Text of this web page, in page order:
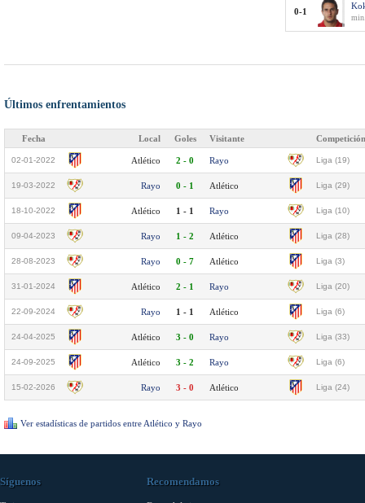
0-1
Últimos enfrentamientos
Fecha Local Goles Visitante Competición
02-01-2022 Atlético 2 - 0 Rayo Liga (19)
19-03-2022 Rayo 0 - 1 Atlético Liga (29)
18-10-2022 Atlético 1 - 1 Rayo Liga (10)
09-04-2023 Rayo 1 - 2 Atlético Liga (28)
28-08-2023 Rayo 0 - 7 Atlético Liga (3)
31-01-2024 Atlético 2 - 1 Rayo Liga (20)
22-09-2024 Rayo 1 - 1 Atlético Liga (6)
24-04-2025 Atlético 3 - 0 Rayo Liga (33)
24-09-2025 Atlético 3 - 2 Rayo Liga (6)
15-02-2026 Rayo 3 - 0 Atlético Liga (24)
Ver estadísticas de partidos entre Atlético y Rayo
Síguenos Recomendamos